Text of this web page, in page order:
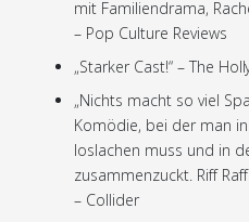
mit Familiendrama,
– Pop Culture Reviews
„Starker Cast!“ – The
„Nichts macht so viel
Komödie, bei der man
loslachen muss und in
zusammenzuckt. Riff
– Collider